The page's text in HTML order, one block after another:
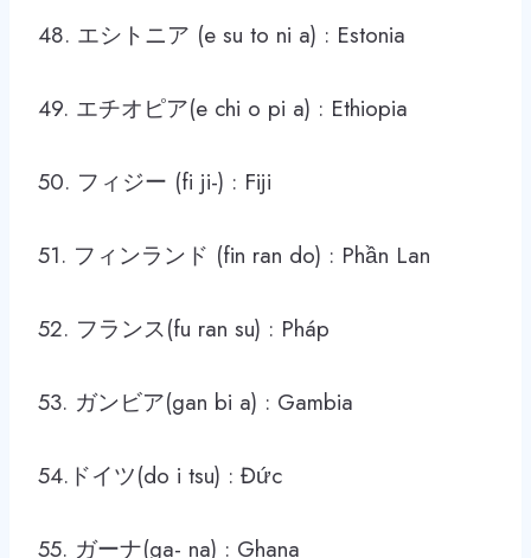
48. エシトニア (e su to ni a) : Estonia
49. エチオピア(e chi o pi a) : Ethiopia
50. フィジー (fi ji-) : Fiji
51. フィンランド (fin ran do) : Phần Lan
52. フランス(fu ran su) : Pháp
53. ガンビア(gan bi a) : Gambia
54.ドイツ(do i tsu) : Đức
55. ガーナ(ga- na) : Ghana